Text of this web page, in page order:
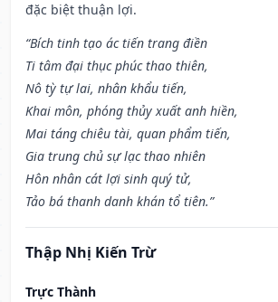
đặc biệt thuận lợi.
“Bích tinh tạo ác tiến trang điền
Ti tâm đại thục phúc thao thiên,
Nô tỳ tự lai, nhân khẩu tiến,
Khai môn, phóng thủy xuất anh hiền,
Mai táng chiêu tài, quan phẩm tiến,
Gia trung chủ sự lạc thao nhiên
Hôn nhân cát lợi sinh quý tử,
Tảo bá thanh danh khán tổ tiên.”
Thập Nhị Kiến Trừ
Trực Thành